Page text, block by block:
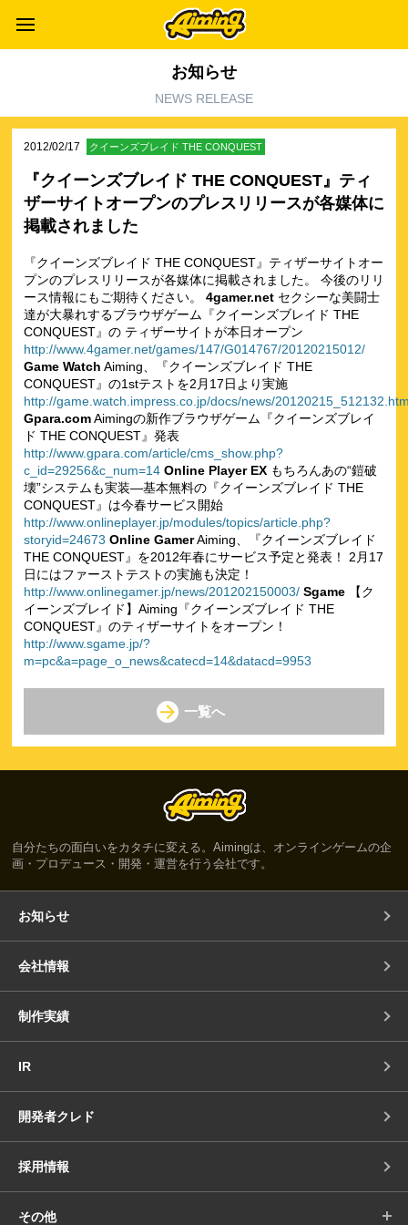
お知らせ
NEWS RELEASE
2012/02/17 クイーンズブレイド THE CONQUEST
『クイーンズブレイド THE CONQUEST』ティ
ザーサイトオープンのプレスリリースが各媒体に
掲載されました
『クイーンズブレイド THE CONQUEST』ティザーサイトオー
プンのプレスリリースが各媒体に掲載されました。 今後のリリ
ース情報にもご期待ください。 4gamer.net セクシーな美闘士
達が大暴れするブラウザゲーム『クイーンズブレイド THE
CONQUEST』の ティザーサイトが本日オープン
http://www.4gamer.net/games/147/G014767/20120215012/
Game Watch Aiming、『クイーンズブレイド THE
CONQUEST』の1stテストを2月17日より実施
http://game.watch.impress.co.jp/docs/news/
Gpara.comAimingの新作ブラウザゲーム『クイーンズブレイ
ド THE CONQUEST』発表
http://www.gpara.com/article/cms_show.php?
c_id=29256&c_num=14 Online Player EX もちろんあの“鎧破
壊”システムも実装―基本無料の『クイーンズブレイド THE
CONQUEST』は今春サービス開始
http://www.onlineplayer.jp/modules/topics/article.php?
storyid=24673 Online GamerAiming、『クイーンズブレイド
THE CONQUEST』を2012年春にサービス予定と発表！ 2月17
日にはファーストテストの実施も決定！
http://www.onlinegamer.jp/news/201202150003/ Sgame 【ク
イーンズブレイド】Aiming『クイーンズブレイド THE
CONQUEST』のティザーサイトをオープン！
http://www.sgame.jp/?
m=pc&a=page_o_news&catecd=14&datacd=9953
一覧へ
自分たちの面白いをカタチに変える。Aimingは、オンラインゲームの企
画・プロデュース・開発・運営を行う会社です。
お知らせ
会社情報
制作実績
IR
開発者クレド
採用情報
その他